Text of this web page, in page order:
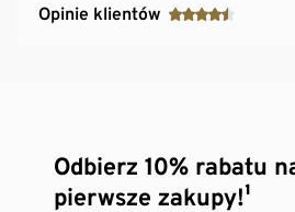
Opinie klientów
Odbierz 10% rabatu
pierwsze zakupy!¹